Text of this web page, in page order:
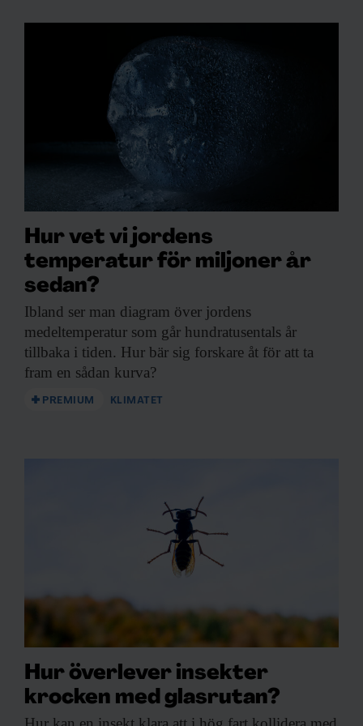
Hur vet vi jordens
temperatur för miljoner år
sedan?
Ibland ser man diagram över jordens
medeltemperatur som går hundratusentals år
tillbaka i tiden. Hur bär sig forskare åt för att ta
fram en sådan kurva?
PREMIUM KLIMATET
Hur överlever insekter
krocken med glasrutan?